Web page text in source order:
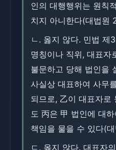
인의 대행행위는 원칙
치지 아니한다(대법원
ㄴ. 옳지 않다. 민법 제
명칭이나 직위, 대표자
불문하고 당해 법인을
사실상 대표하여 사무
되므로, 乙이 대표자로
도 丙은 甲 법인에 대
책임을 물을 수 있다(
ㄷ. 옳지 않다. 대표자